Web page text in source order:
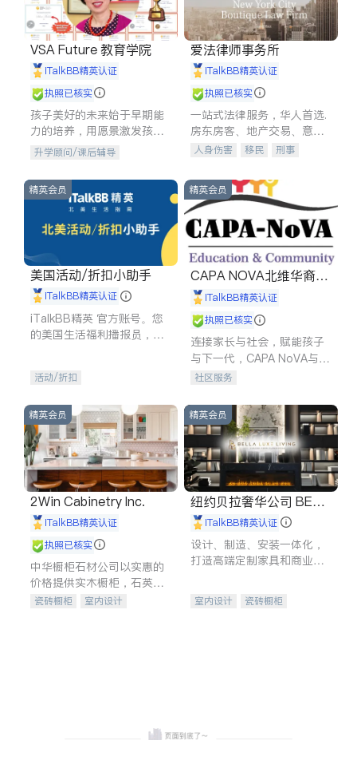
VSA Future 教育学院
iTalkBB精英认证
执照已核实
孩子美好的未来始于早期能
力的培养，用愿景激发孩子
的学习潜力和动力。理念：
拥有成长型心态是成功的基
石。
升学顾问/课后辅导
爱法律师事务所
iTalkBB精英认证
执照已核实
一站式法律服务，华人首选.
房东房客、地产交易、意外
伤害、车祸重伤、商业诉
建筑合同、刑事案件全包办
人身伤害 移民
刑事
信托/遗嘱
商业
索赔
律师-其它 保释
精英会员
美国活动/折扣小助手
iTalkBB精英认证
iTalkBB精英 官方账号。您
的美国生活福利播报员，精
专属福利。
活动/折扣
精英会员
CAPA NOVA北维华裔家
长会iTalkBB精英认证
执照已核实
连接家长与社会，赋能孩子
与下一代，CAPA NoVA与您
携手建设包容、公平、充满
社区服务
精英会员
2Win Cabinetry Inc.
iTalkBB精英认证
执照已核实
中华橱柜石材公司以实惠的
价格提供实木橱柜，石英石
台面，多种优质不锈钢水
瓷砖橱柜
室内设计
精英会员
纽约贝拉奢华公司 BELL
A LUXE
iTalkBB精英认证
设计、制造、安装一体化，
打造高端定制家具和商业空
室内设计
瓷砖橱柜